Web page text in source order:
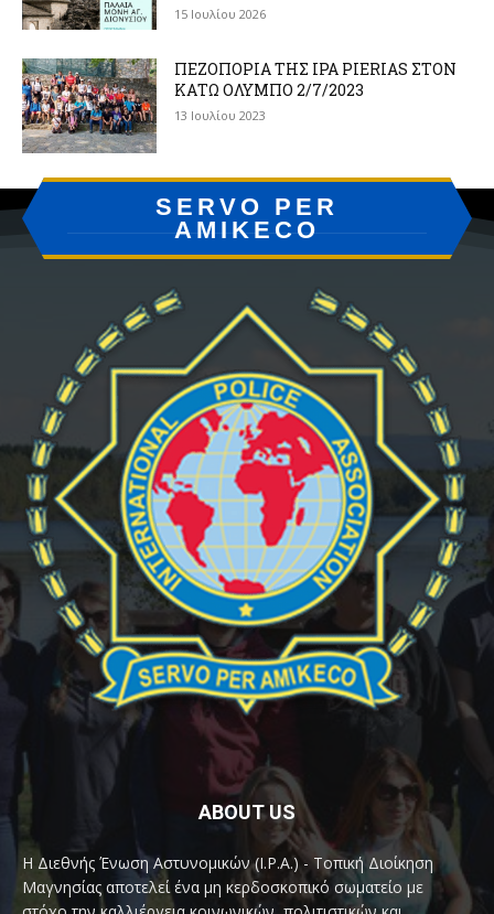
15 Ιουλίου 2026
ΠΕΖΟΠΟΡΙΑ ΤΗΣ IPA PIERIAS ΣΤΟΝ
ΚΑΤΩ ΟΛΥΜΠΟ 2/7/2023
13 Ιουλίου 2023
SERVO PER
AMIKECO
ABOUT US
Η Διεθνής Ένωση Αστυνομικών (I.P.A.) - Τοπική Διοίκηση
Μαγνησίας αποτελεί ένα μη κερδοσκοπικό σωματείο με